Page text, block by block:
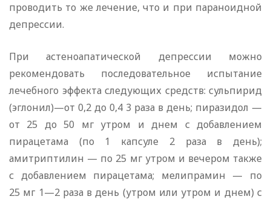
проводить то же лечение, что и при параноидной
депрессии.
При астеноапатической депрессии можно
рекомендовать последовательное испытание
лечебного эффекта следующих средств: сульпирид
(эглонил)—от 0,2 до 0,4 3 раза в день; пиразидол —
от 25 до 50 мг утром и днем с добавлением
пирацетама (по 1 капсуле 2 раза в день);
амитриптилин — по 25 мг утром и вечером также
с добавлением пирацетама; мелипрамин — по
25 мг 1—2 раза в день (утром или утром и днем) с